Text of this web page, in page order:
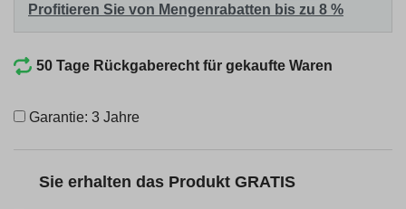
Profitieren Sie von Mengenrabatten bis zu 8 %
50 Tage Rückgaberecht für gekaufte Waren
Garantie: 3 Jahre
Sie erhalten das Produkt GRATIS